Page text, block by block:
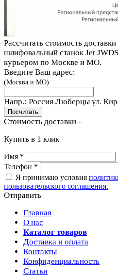
Рассчитать стоимость
шлифовальный станок Jet
курьером по Москве и МО.
Введите Ваш адрес:
(Москва и МО)
Напр.: Россия Люберцы ул.
Стоимость доставки -
Купить в 1 клик
Имя *
Телефон *
Я принимаю условия
пользовательского соглашения.
Отправить
Главная
О нас
Каталог товаров
Доставка и оплата
Контакты
Конфиденциальность
Статьи